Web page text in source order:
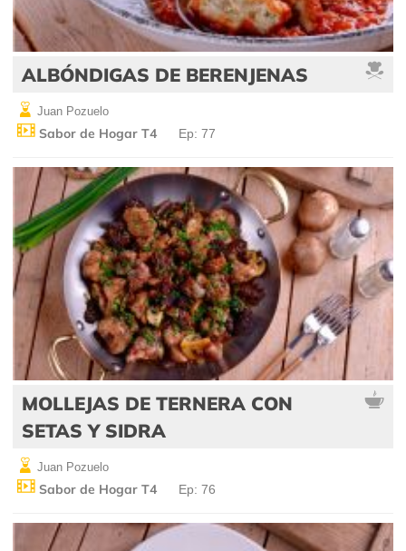
ALBÓNDIGAS DE BERENJENAS
Juan Pozuelo
Sabor de Hogar T4 Ep: 77
MOLLEJAS DE TERNERA CON
SETAS Y SIDRA
Juan Pozuelo
Sabor de Hogar T4 Ep: 76